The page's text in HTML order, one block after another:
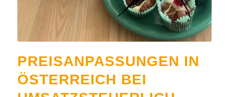
PREISANPASSUNGEN IN
ÖSTERREICH BEI